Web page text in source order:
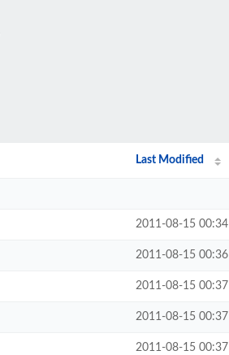
Last Modified
2011-08-15 00:34
2011-08-15 00:36
2011-08-15 00:37
2011-08-15 00:37
2011-08-15 00:37